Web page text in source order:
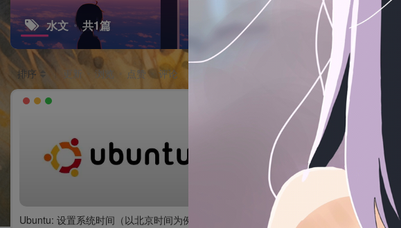
水文 共1篇
排序 更新 浏览 点赞 评论
Ubuntu: 设置系统时间（以北京时间为例）